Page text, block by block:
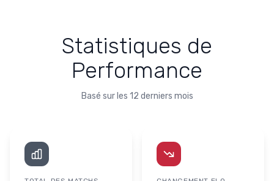
Statistiques de
Performance
Basé sur les 12 derniers mois